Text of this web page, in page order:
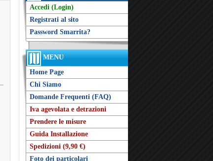
Accedi (Login)
Registrati al sito
Password Smarrita?
MENU
Home Page
Chi Siamo
Domande Frequenti (FAQ)
Iva agevolata e detrazioni
Prendere le misure
Guida Installazione
Spedizioni (9,90 €)
Foto dei particolari